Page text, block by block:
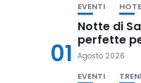
01
EVENTI
Notte di
perfette
Agosto 2026
EVENTI TRENI